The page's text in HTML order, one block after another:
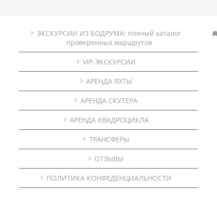
ЭКСКУРСИИ ИЗ БОДРУМА: полный каталог
проверенных маршрутов
VIP-ЭКСКУРСИИ
АРЕНДА ЯХТЫ
АРЕНДА СКУТЕРА
АРЕНДА КВАДРОЦИКЛА
ТРАНСФЕРЫ
ОТЗЫВЫ
ПОЛИТИКА КОНФЕДЕНЦИАЛЬНОСТИ